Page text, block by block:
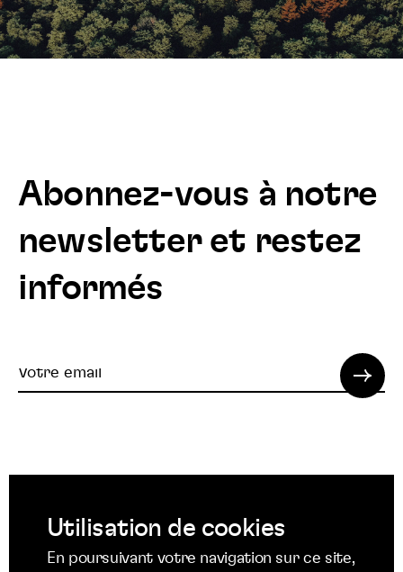
Abonnez-vous à notre
newsletter et restez
informés
Votre
nousSuivez
nous
nous
Utilisation de cookies
En poursuivant votre navigation sur ce site,